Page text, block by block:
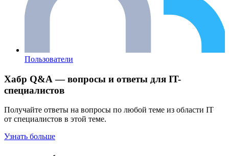
Пользователи
Хабр Q&A — вопросы и ответы для IT-
специалистов
Получайте ответы на вопросы по любой теме из области IT
от специалистов в этой теме.
Узнать больше